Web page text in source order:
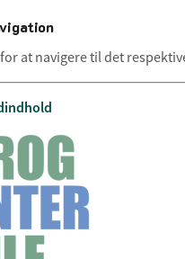
at navigere til det